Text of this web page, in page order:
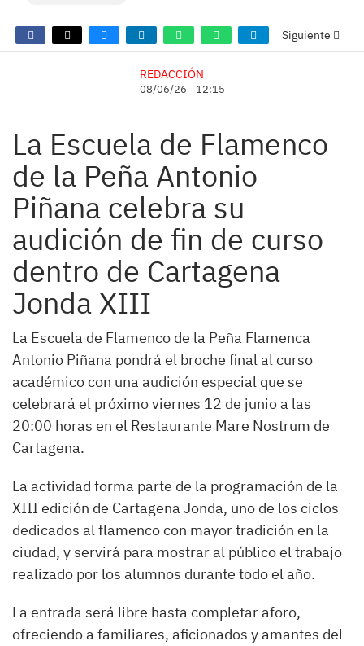
Siguiente
REDACCIÓN
08/06/26 - 12:15
La Escuela de Flamenco
de la Peña Antonio
Piñana celebra su
audición de fin de curso
dentro de Cartagena
Jonda XIII
La Escuela de Flamenco de la Peña Flamenca
Antonio Piñana pondrá el broche final al curso
académico con una audición especial que se
celebrará el próximo viernes 12 de junio a las
20:00 horas en el Restaurante Mare Nostrum de
Cartagena.
La actividad forma parte de la programación de la
XIII edición de Cartagena Jonda, uno de los ciclos
dedicados al flamenco con mayor tradición en la
ciudad, y servirá para mostrar al público el trabajo
realizado por los alumnos durante todo el año.
La entrada será libre hasta completar aforo,
ofreciendo a familiares, aficionados y amantes del